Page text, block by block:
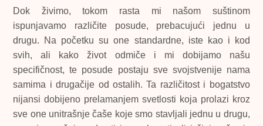
Dok živimo, tokom rasta mi našom suštinom
ispunjavamo različite posude, prebacujući jednu u
drugu. Na početku su one standardne, iste kao i kod
svih, ali kako život odmiče i mi dobijamo našu
specifičnost, te posude postaju sve svojstvenije nama
samima i drugačije od ostalih. Ta različitost i bogatstvo
nijansi dobijeno prelamanjem svetlosti koja prolazi kroz
sve one unitrašnje čaše koje smo stavljali jednu u drugu,